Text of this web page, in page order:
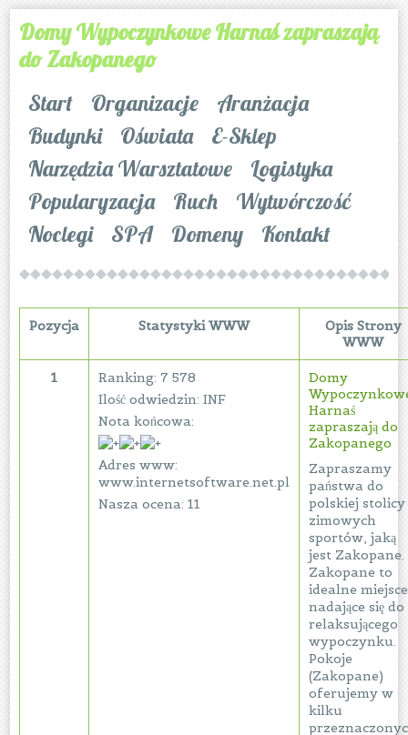
Domy Wypoczynkowe Harnaś zapraszają
do Zakopanego
Start
Organizacje
Aranżacja
Budynki
Oświata
E-Sklep
Narzędzia Warsztatowe
Logistyka
Popularyzacja
Ruch
Wytwórczość
Noclegi
SPA Domeny Kontakt
Pozycja Statystyki WWW
Opis Strony
WWW
1
Ranking: 7 578
Ilość odwiedzin: INF
Nota końcowa:
Adres www:
www.internetsoftware.net.pl
Nasza ocena: 11
Domy
Harnaś
zapraszają do
Zakopanego
Zapraszamy
państwa do
polskiej stolicy
zimowych
sportów, jaką
jest Zakopane.
Zakopane to
idealne miejsce
nadające się do
relaksującego
wypoczynku.
Pokoje
(Zakopane)
oferujemy w
kilku